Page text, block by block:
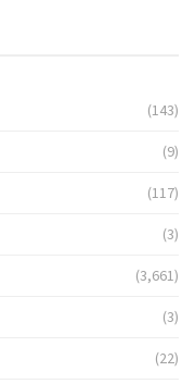
(143)
(9)
(117)
(3)
(3,661)
(3)
(22)